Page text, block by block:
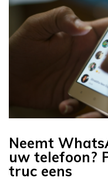
Neemt
uw telefoon?
truc eens